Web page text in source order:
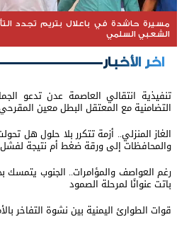
مسيرة حاشدة في باعلال بتريم تجدد
الشعبي السلمي
اخر الأخبار
تنفيذية انتقالي العاصمة عدن تدعو
التضامنية مع المعتقل البطل معين
الغاز المنزلي.. أزمة تتكرر بلا حلول هل
والمحافظات إلى ورقة ضغط أم نتيجة لفشل
رغم العواصف والمؤامرات.. الجنوب يتمسك
باتت عنوانًا لمرحلة الصمود
قوات الطوارئ اليمنية بين نشوة التفاخر